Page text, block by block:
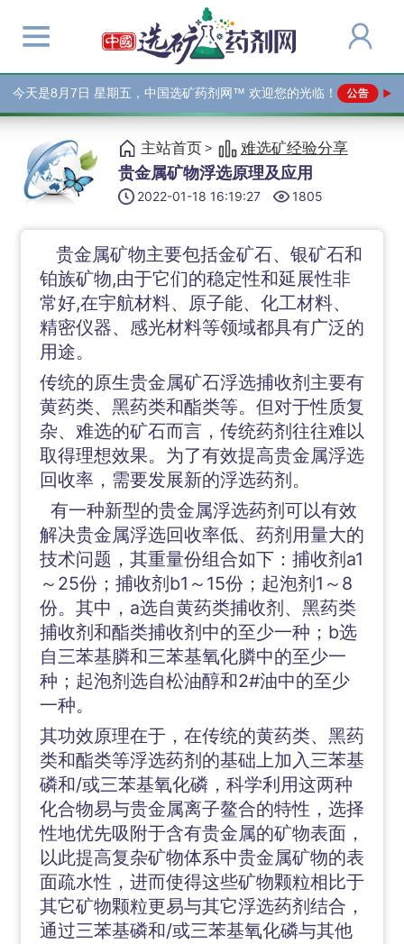
今天是8月7日 星期五，中国选矿药剂网™ 欢迎您的光临！
主站首页 > 难选矿经验分享
贵金属矿物浮选原理及应用
2022-01-18 16:19:27 1805
贵金属矿物主要包括金矿石、银矿石和
铂族矿物,由于它们的稳定性和延展性非
常好,在宇航材料、原子能、化工材料、
精密仪器、感光材料等领域都具有广泛的
用途。
传统的原生贵金属矿石浮选捕收剂主要有
黄药类、黑药类和酯类等。但对于性质复
杂、难选的矿石而言，传统药剂往往难以
取得理想效果。为了有效提高贵金属浮选
回收率，需要发展新的浮选药剂。
有一种新型的贵金属浮选药剂可以有效
解决贵金属浮选回收率低、药剂用量大的
技术问题，其重量份组合如下：捕收剂a1
～25份；捕收剂b1～15份；起泡剂1～8
份。其中，a选自黄药类捕收剂、黑药类
捕收剂和酯类捕收剂中的至少一种；b选
自三苯基膦和三苯基氧化膦中的至少一
种；起泡剂选自松油醇和2#油中的至少
一种。
其功效原理在于，在传统的黄药类、黑药
类和酯类等浮选药剂的基础上加入三苯基
磷和/或三苯基氧化磷，科学利用这两种
化合物易与贵金属离子鳌合的特性，选择
性地优先吸附于含有贵金属的矿物表面，
以此提高复杂矿物体系中贵金属矿物的表
面疏水性，进而使得这些矿物颗粒相比于
其它矿物颗粒更易与其它浮选药剂结合，
通过三苯基磷和/或三苯基氧化磷与其他